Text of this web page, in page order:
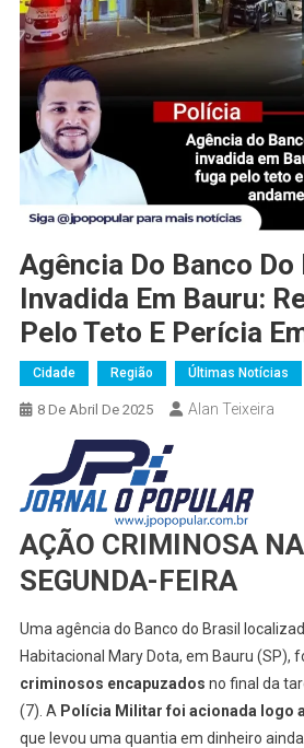
Agência Do Banco Do
Invadida Em Bauru:
Pelo Teto E Perícia
Cidade Região Últimas Notícias
8 De Abril De 2025 Alan Teixeira
AÇÃO CRIMINOSA
SEGUNDA-FEIRA
Uma agência do Banco do Brasil
Habitacional Mary Dota, em Bauru (SP),
criminosos encapuzados no final da
(7). A Polícia Militar foi acionada logo
que levou uma quantia em dinheiro